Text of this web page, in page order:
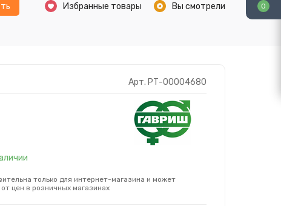
Избранные товары Вы смотрели
Арт. РТ-00004680
только для интернет-магазина и может
цен в розничных магазинах
0